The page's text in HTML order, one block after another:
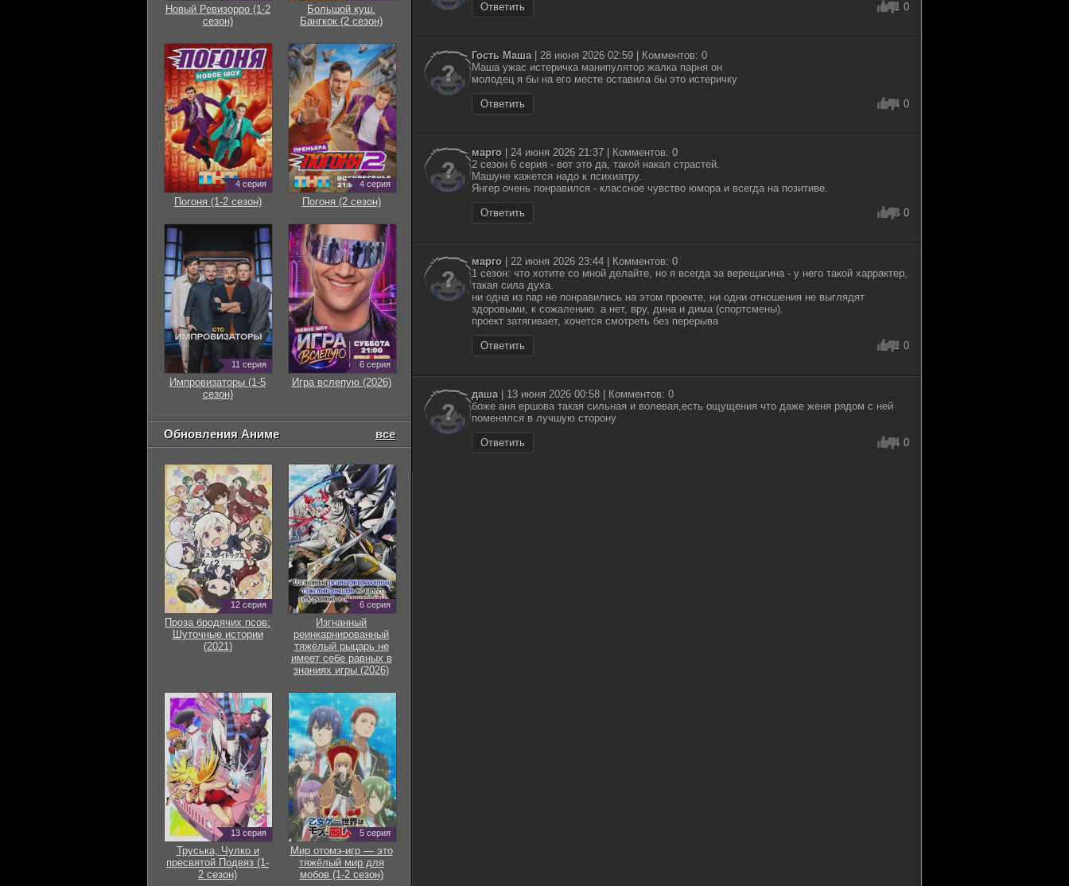
Ответить 1 0
Гость Маша| 28 июня 2026 02:59 | Комментов: 0
Маша ужас истеричка манипулятор жалка парня он
молодец я бы на его месте оставила бы это истеричку
Ответить 4 0
марго | 24 июня 2026 21:37 | Комментов: 0
2 сезон 6 серия - вот это да, такой накал страстей.
Машуне кажется надо к психиатру.
Янгер очень понравился - классное чувство юмора и всегда на позитиве.
Ответить 3 0
марго | 22 июня 2026 23:44 | Комментов: 0
1 сезон: что хотите со мной делайте, но я всегда за верещагина - у него такой харрактер,
такая сила духа.
ни одна из пар не понравились на этом проекте, ни одни отношения не выглядят
здоровыми, к сожалению. а нет, вру, дина и дима (спортсмены).
проект затягивает, хочется смотреть без перерыва
Ответить 1 0
даша| 13 июня 2026 00:58 | Комментов: 0
боже аня ершова такая сильная и волевая,есть ощущения что даже женя рядом с ней
поменялся в лучшую сторону
Ответить 4 0
Новый Ревизорро (1-2
сезон)
Большой куш.
Бангкок (2 сезон)
4 серия
Погоня (1-2 сезон)
4 серия
Погоня (2 сезон)
11 серия
Импровизаторы (1-5
сезон)
6 серия
Игра вслепую (2026)
Обновления Аниме все
12 серия
Проза бродячих псов:
Шуточные истории
(2021)
6 серия
Изгнанный
реинкарнированный
тяжёлый рыцарь не
имеет себе равных в
знаниях игры (2026)
13 серия
Труська, Чулко и
пресвятой Подвяз (1-
2 сезон)
5 серия
Мир отомэ-игр — это
тяжёлый мир для
мобов (1-2 сезон)